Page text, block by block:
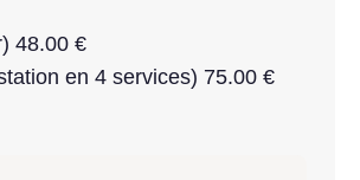
48.00 €
en 4 services) 75.00 €